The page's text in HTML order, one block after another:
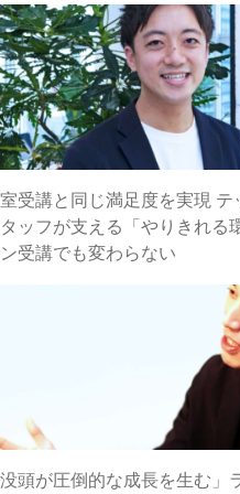
受講と同じ満足度を実現 テ
ッフが支える「やりきれる
受講でも変わらない
頭が圧倒的な成長を生む」